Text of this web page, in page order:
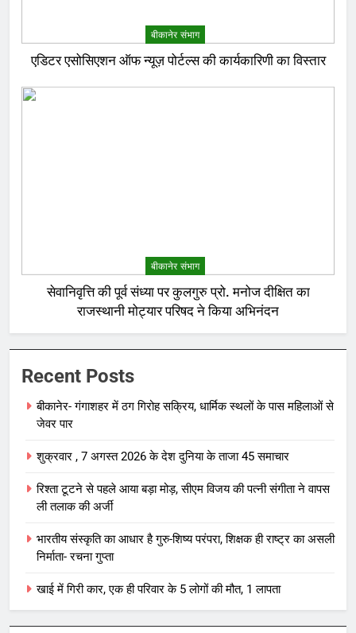
बीकानेर संभाग
एडिटर एसोसिएशन ऑफ न्यूज़ पोर्टल्स की कार्यकारिणी का विस्तार
बीकानेर संभाग
सेवानिवृत्ति की पूर्व संध्या पर कुलगुरु प्रो. मनोज दीक्षित का
राजस्थानी मोट्यार परिषद ने किया अभिनंदन
Recent Posts
बीकानेर- गंगाशहर में ठग गिरोह सक्रिय, धार्मिक स्थलों के पास महिलाओं से
जेवर पार
शुक्रवार , 7 अगस्त 2026 के देश दुनिया के ताजा 45 समाचार
रिश्ता टूटने से पहले आया बड़ा मोड़, सीएम विजय की पत्नी संगीता ने वापस
ली तलाक की अर्जी
भारतीय संस्कृति का आधार है गुरु-शिष्य परंपरा, शिक्षक ही राष्ट्र का असली
निर्माता- रचना गुप्ता
खाई में गिरी कार, एक ही परिवार के 5 लोगों की मौत, 1 लापता